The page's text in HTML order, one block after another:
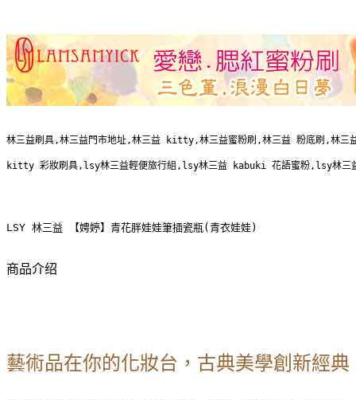
林三益刷具,林三益門市地址,林三益 kitty,林三益蜜粉刷,林三益 粉底刷
kitty 彩妝刷具,lsy林三益輕便旅行組,lsy林三益 kabuki 花語蜜粉,lsy林三
LSY 林三益 【娉婷】青花胖娃娃筆插瓷瓶(青衣娃娃)
商品介绍
藝術品在你的化妝台，古典美學創新經典